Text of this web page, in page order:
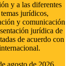
y a las diferentes
jurídicos,
y comunicación
jurídica de
de acuerdo con
agosto de 2026.